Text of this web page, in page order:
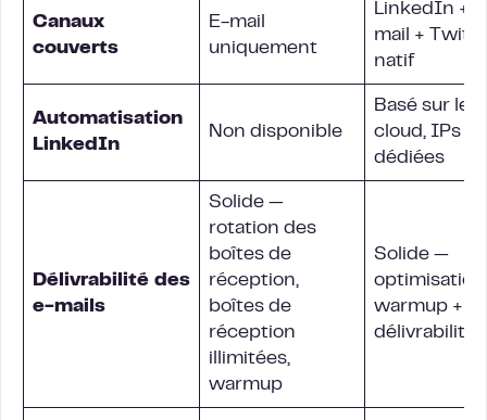
Canaux
couverts
E-mail
uniquement
LinkedIn +
mail +
natif
Automatisation
LinkedIn
Non disponible
Basé sur le
cloud, IPs
dédiées
Délivrabilité des
e-mails
Solide —
rotation des
boîtes de
réception,
boîtes de
réception
illimitées,
warmup
Solide —
optimisation
warmup +
délivrabilité